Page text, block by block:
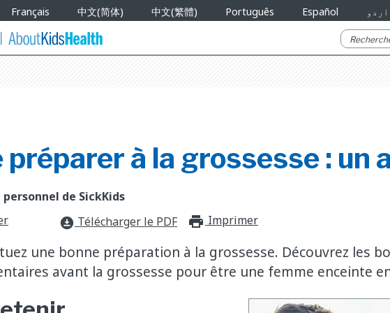
Français 中文(简体) 中文(繁體) Português Español اردو
préparer à la grossesse : un
personnel de SickKids
download_for_offline Télécharger le PDF Imprimer
une bonne préparation à la grossesse. Découvrez les
avant la grossesse pour être une femme enceinte